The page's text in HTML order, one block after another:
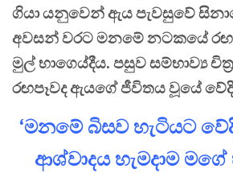
ගියා යනුවෙන් ඇය පැවසුවේ
අවසන් වරට මනමේ නටකයේ
මුල් භාගෙය්දීය. පසුව සම්භාව්‍ය
රඟපෑවද ඇයගේ ජීවිතය වූයේ
‘මනමේ බිසව හැටියට
ආශ්වාදය හැමදාම